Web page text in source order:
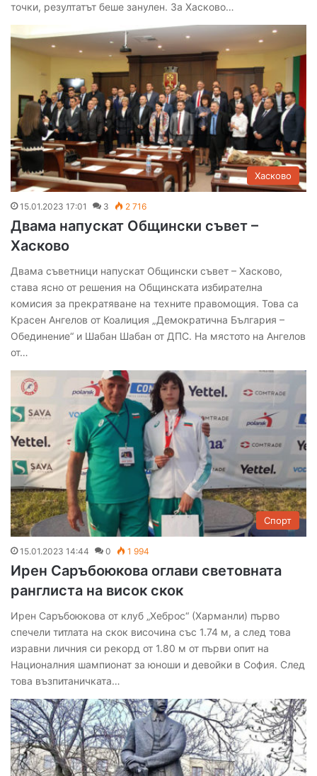
точки, резултатът беше занулен. За Хасково…
Хасково
15.01.2023 17:01 3 2 716
Двама напускат Общински съвет –
Хасково
Двама съветници напускат Общински съвет – Хасково,
става ясно от решения на Общинската избирателна
комисия за прекратяване на техните правомощия. Това са
Красен Ангелов от Коалиция „Демократична България –
Обединение“ и Шабан Шабан от ДПС. На мястото на Ангелов
от…
Спорт
15.01.2023 14:44 0 1 994
Ирен Саръбоюкова оглави световната
ранглиста на висок скок
Ирен Саръбоюкова от клуб „Хеброс“ (Харманли) първо
спечели титлата на скок височина със 1.74 м, а след това
изравни личния си рекорд от 1.80 м от първи опит на
Националния шампионат за юноши и девойки в София. След
това възпитаничката…